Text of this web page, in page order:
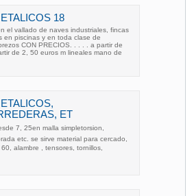
18
el vallado de naves industriales, fincas
en piscinas y en toda clase de
CON PRECIOS. . . . . a partir de
de 2, 50 euros m lineales mano de
ET
7, 25en malla simpletorsion,
etc. se sirve material para cercado,
alambre , tensores, tornillos,